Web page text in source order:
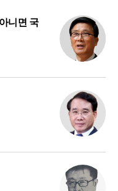
니면 국